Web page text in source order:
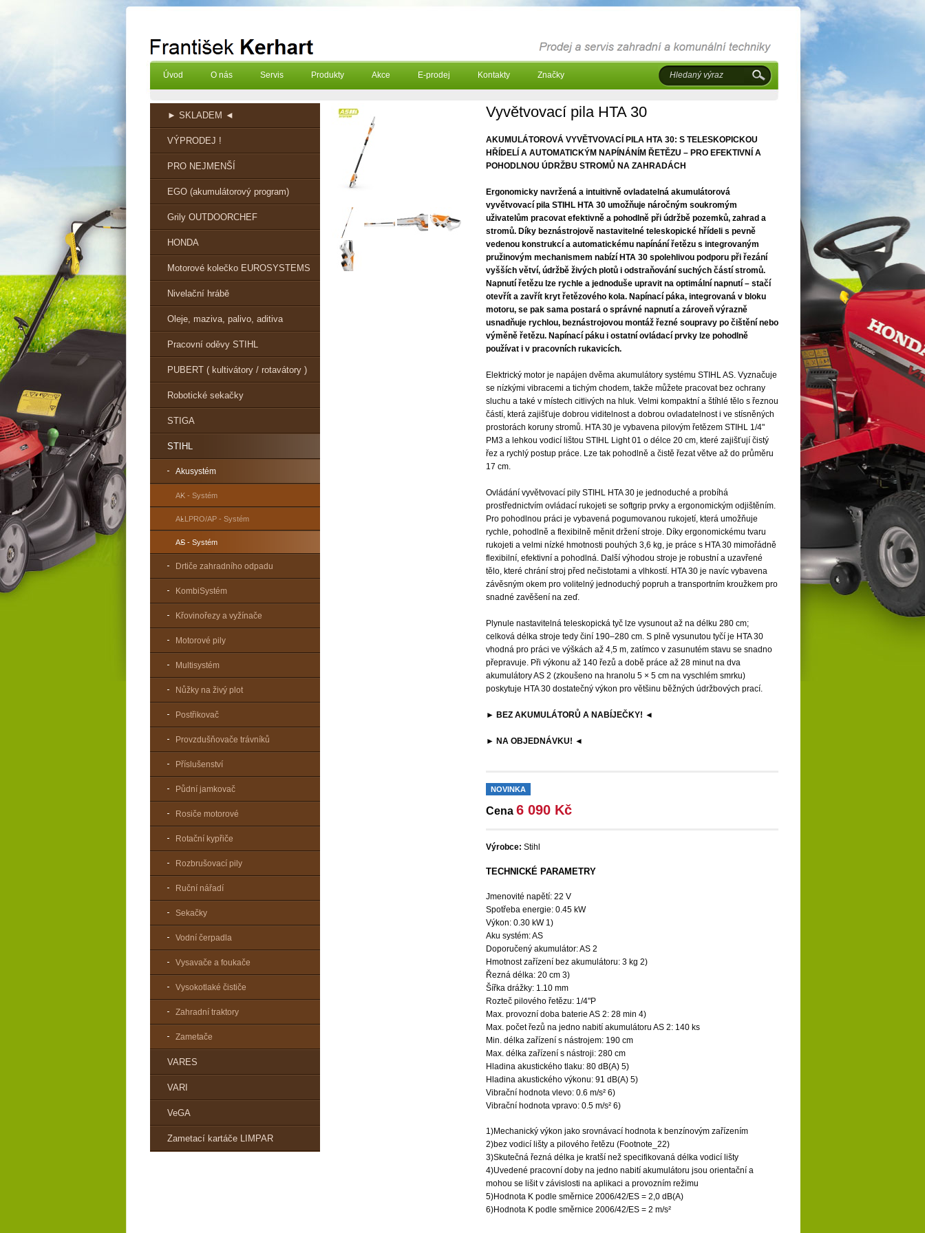
Úvod O nás Servis Produkty Akce E-prodej Kontakty Značky
► SKLADEM ◄
VÝPRODEJ !
PRO NEJMENŠÍ
EGO (akumulátorový program)
Grily OUTDOORCHEF
HONDA
Motorové kolečko EUROSYSTEMS
Nivelační hrábě
Oleje, maziva, palivo, aditiva
Pracovní oděvy STIHL
PUBERT ( kultivátory / rotavátory )
Robotické sekačky
STIGA
STIHL
Akusystém
AK - Systém
ALLPRO/AP - Systém
AS - Systém
Drtiče zahradního odpadu
KombiSystém
Křovinořezy a vyžínače
Motorové pily
Multisystém
Nůžky na živý plot
Postřikovač
Provzdušňovače trávníků
Příslušenství
Půdní jamkovač
Rosiče motorové
Rotační kypřiče
Rozbrušovací pily
Ruční nářadí
Sekačky
Vodní čerpadla
Vysavače a foukače
Vysokotlaké čističe
Zahradní traktory
Zametače
VARES
VARI
VeGA
Zametací kartáče LIMPAR
Vyvětvovací pila HTA 30
AKUMULÁTOROVÁ VYVĚTVOVACÍ PILA HTA 30: S TELESKOPICKOU
HŘÍDELÍ A AUTOMATICKÝM NAPÍNÁNÍM ŘETĚZU – PRO EFEKTIVNÍ A
POHODLNOU ÚDRŽBU STROMŮ NA ZAHRADÁCH
Ergonomicky navržená a intuitivně ovladatelná akumulátorová
vyvětvovací pila STIHL HTA 30 umožňuje náročným soukromým
uživatelům pracovat efektivně a pohodlně při údržbě pozemků, zahrad a
stromů. Díky beznástrojově nastavitelné teleskopické hřídeli s pevně
vedenou konstrukcí a automatickému napínání řetězu s integrovaným
pružinovým mechanismem nabízí HTA 30 spolehlivou podporu při řezání
vyšších větví, údržbě živých plotů i odstraňování suchých částí stromů.
Napnutí řetězu lze rychle a jednoduše upravit na optimální napnutí – stačí
otevřít a zavřít kryt řetězového kola. Napínací páka, integrovaná v bloku
motoru, se pak sama postará o správné napnutí a zároveň výrazně
usnadňuje rychlou, beznástrojovou montáž řezné soupravy po čištění nebo
výměně řetězu. Napínací páku i ostatní ovládací prvky lze pohodlně
používat i v pracovních rukavicích.
Elektrický motor je napájen dvěma akumulátory systému STIHL AS. Vyznačuje
se nízkými vibracemi a tichým chodem, takže můžete pracovat bez ochrany
sluchu a také v místech citlivých na hluk. Velmi kompaktní a štíhlé tělo s řeznou
částí, která zajišťuje dobrou viditelnost a dobrou ovladatelnost i ve stísněných
prostorách koruny stromů. HTA 30 je vybavena pilovým řetězem STIHL 1/4"
PM3 a lehkou vodicí lištou STIHL Light 01 o délce 20 cm, které zajišťují čistý
řez a rychlý postup práce. Lze tak pohodlně a čistě řezat větve až do průměru
17 cm.
Ovládání vyvětvovací pily STIHL HTA 30 je jednoduché a probíhá
prostřednictvím ovládací rukojeti se softgrip prvky a ergonomickým odjištěním.
Pro pohodlnou práci je vybavená pogumovanou rukojetí, která umožňuje
rychle, pohodlně a flexibilně měnit držení stroje. Díky ergonomickému tvaru
rukojeti a velmi nízké hmotnosti pouhých 3,6 kg, je práce s HTA 30 mimořádně
flexibilní, efektivní a pohodlná. Další výhodou stroje je robustní a uzavřené
tělo, které chrání stroj před nečistotami a vlhkostí. HTA 30 je navíc vybavena
závěsným okem pro volitelný jednoduchý popruh a transportním kroužkem pro
snadné zavěšení na zeď.
Plynule nastavitelná teleskopická tyč lze vysunout až na délku 280 cm;
celková délka stroje tedy činí 190–280 cm. S plně vysunutou tyčí je HTA 30
vhodná pro práci ve výškách až 4,5 m, zatímco v zasunutém stavu se snadno
přepravuje. Při výkonu až 140 řezů a době práce až 28 minut na dva
akumulátory AS 2 (zkoušeno na hranolu 5 × 5 cm na vyschlém smrku)
poskytuje HTA 30 dostatečný výkon pro většinu běžných údržbových prací.
► BEZ AKUMULÁTORŮ A NABÍJEČKY! ◄
► NA OBJEDNÁVKU! ◄
NOVINKA
Cena 6 090 Kč
Výrobce: Stihl
TECHNICKÉ PARAMETRY
Jmenovité napětí: 22 V
Spotřeba energie: 0.45 kW
Výkon: 0.30 kW 1)
Aku systém: AS
Doporučený akumulátor: AS 2
Hmotnost zařízení bez akumulátoru: 3 kg 2)
Řezná délka: 20 cm 3)
Šířka drážky: 1.10 mm
Rozteč pilového řetězu: 1/4"P
Max. provozní doba baterie AS 2: 28 min 4)
Max. počet řezů na jedno nabití akumulátoru AS 2: 140 ks
Min. délka zařízení s nástrojem: 190 cm
Max. délka zařízení s nástroji: 280 cm
Hladina akustického tlaku: 80 dB(A) 5)
Hladina akustického výkonu: 91 dB(A) 5)
Vibrační hodnota vlevo: 0.6 m/s² 6)
Vibrační hodnota vpravo: 0.5 m/s² 6)
1)Mechanický výkon jako srovnávací hodnota k benzínovým zařízením
2)bez vodicí lišty a pilového řetězu (Footnote_22)
3)Skutečná řezná délka je kratší než specifikovaná délka vodicí lišty
4)Uvedené pracovní doby na jedno nabití akumulátoru jsou orientační a
mohou se lišit v závislosti na aplikaci a provozním režimu
5)Hodnota K podle směrnice 2006/42/ES = 2,0 dB(A)
6)Hodnota K podle směrnice 2006/42/ES = 2 m/s²